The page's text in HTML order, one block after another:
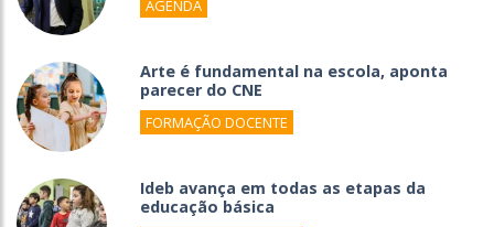
AGENDA
Arte é fundamental na escola, aponta
parecer do CNE
FORMAÇÃO DOCENTE
Ideb avança em todas as etapas da
educação básica